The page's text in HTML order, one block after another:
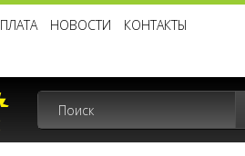
НОВОСТИ
КОНТАКТЫ